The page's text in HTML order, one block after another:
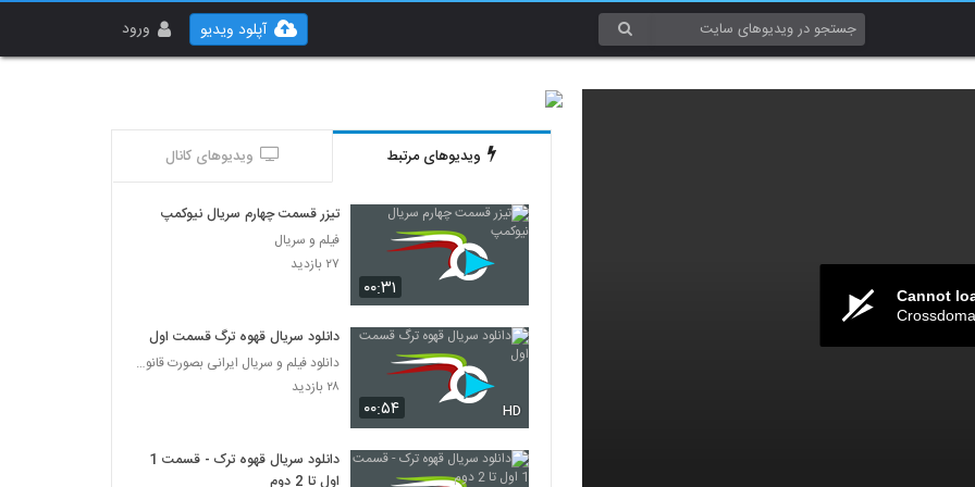
ورود آپلود ویدیو
Cannot
ویدیوهای مرتبط ویدیوهای کانال
۰۰:۳۱
تیزر قسمت چهارم سریال نیوکمپ
فیلم و سریال
۲۷ بازدید
۰۰:۵۴ HD
دانلود سریال قهوه ترگ قسمت اول
دانلود فیلم و سریال ایرانی بصورت قانونی
۲۸ بازدید
دانلود سریال قهوه ترک - قسمت 1
اول تا 2 دوم